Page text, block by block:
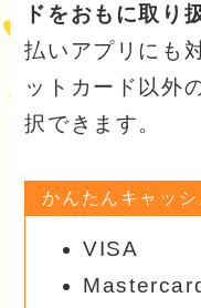
ドをおもに取り
払いアプリにも
ットカード以外
択できます。
かんたんキャッ
VISA